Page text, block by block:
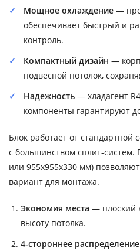
Мощное охлаждение —
обеспечивает быстрый и
контроль.
Компактный дизайн —
подвесной потолок,
Надежность — хладагент
компоненты гарантируют
Блок работает от стандартной
с большинством сплит-систем.
или 955x955x330 мм)
вариант для монтажа.
Экономия места — плоский
высоту потолка.
4-стороннее